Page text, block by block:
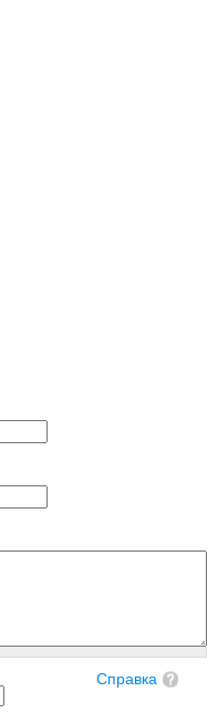
Справка